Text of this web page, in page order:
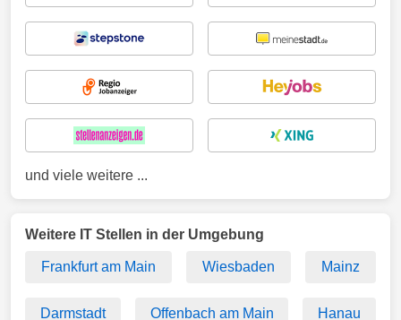
und viele weitere ...
Weitere IT Stellen in der Umgebung
Frankfurt am Main Wiesbaden Mainz
Darmstadt Offenbach am Main Hanau